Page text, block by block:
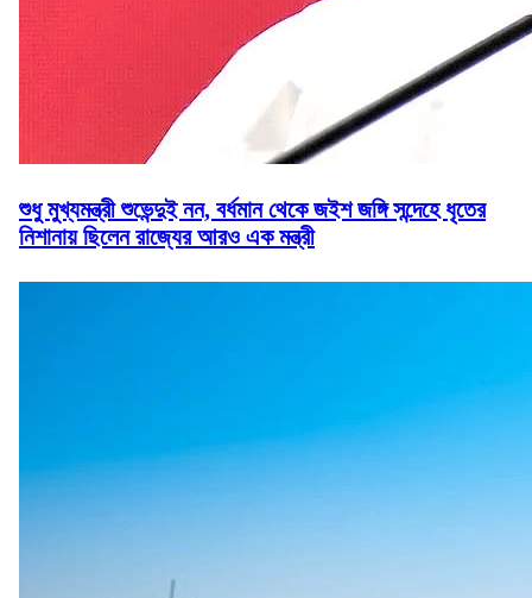
শুধু মুখ্যমন্ত্রী শুভেন্দুই নন, বর্ধমান থেকে জইশ জঙ্গি সন্দেহে ধৃতের
নিশানায় ছিলেন রাজ্যের আরও এক মন্ত্রী